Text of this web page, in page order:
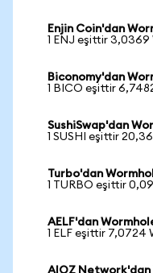
Enjin Coin'dan
1 ENJ eşittir 3,0369
Biconomy'dan
1 BICO eşittir
SushiSwap'dan
1 SUSHI eşittir
Turbo'dan
1 TURBO eşittir
AELF'dan
1 ELF eşittir 7,0724
AIOZ Network'dan